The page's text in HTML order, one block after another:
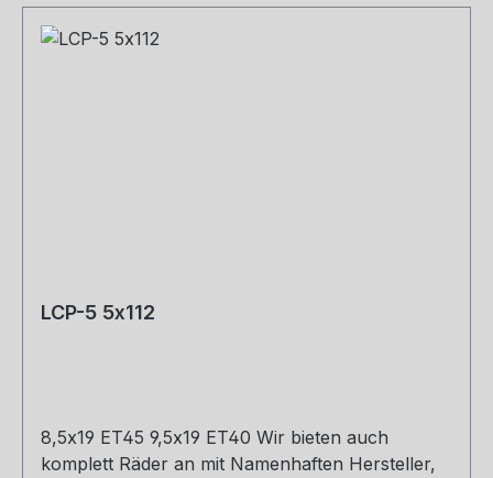
LCP-5 5x112
8,5x19 ET45 9,5x19 ET40 Wir bieten auch
komplett Räder an mit Namenhaften Hersteller,